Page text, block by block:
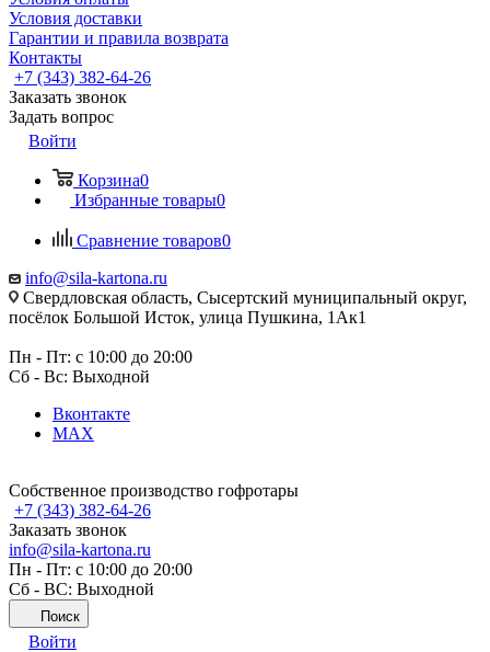
Условия доставки
Гарантии и правила возврата
Контакты
+7 (343) 382-64-26
Заказать звонок
Задать вопрос
Войти
Корзина0
Избранные товары0
Сравнение товаров0
info@sila-kartona.ru
Свердловская область, Сысертский муниципальный округ,
посёлок Большой Исток, улица Пушкина, 1Ак1
Пн - Пт: с 10:00 до 20:00
Сб - Вс: Выходной
Вконтакте
MAX
Собственное производство гофротары
+7 (343) 382-64-26
Заказать звонок
info@sila-kartona.ru
Пн - Пт: с 10:00 до 20:00
Сб - ВС: Выходной
Поиск
Войти